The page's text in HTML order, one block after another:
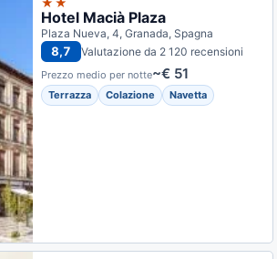
Hotel Macià Plaza
Plaza Nueva, 4, Granada, Spagna
8,7 Valutazione da 2 120 recensioni
Prezzo medio per notte~€ 51
Terrazza Colazione Navetta